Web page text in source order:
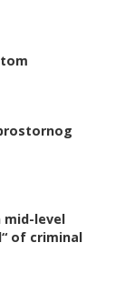
mid-level
of criminal